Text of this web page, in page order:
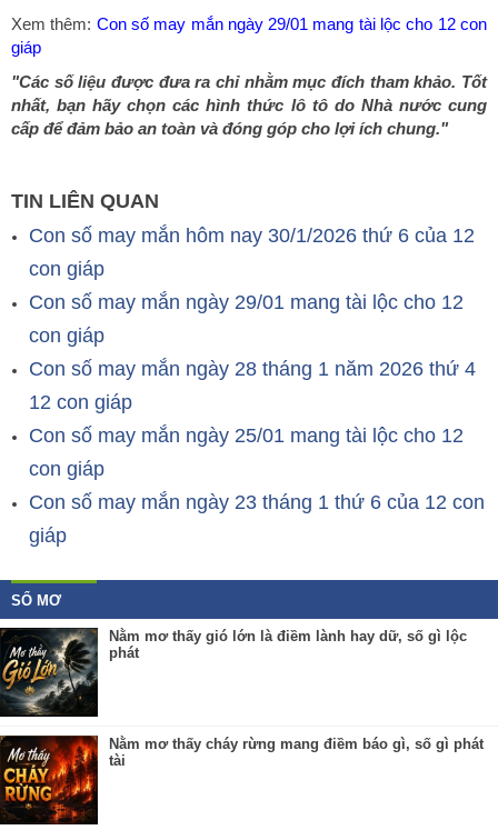
Xem thêm: Con số may mắn ngày 29/01 mang tài lộc cho 12 con
giáp
"Các số liệu được đưa ra chỉ nhằm mục đích tham khảo. Tốt
nhất, bạn hãy chọn các hình thức lô tô do Nhà nước cung
cấp để đảm bảo an toàn và đóng góp cho lợi ích chung."
TIN LIÊN QUAN
Con số may mắn hôm nay 30/1/2026 thứ 6 của 12
con giáp
Con số may mắn ngày 29/01 mang tài lộc cho 12
con giáp
Con số may mắn ngày 28 tháng 1 năm 2026 thứ 4
12 con giáp
Con số may mắn ngày 25/01 mang tài lộc cho 12
con giáp
Con số may mắn ngày 23 tháng 1 thứ 6 của 12 con
giáp
SỔ MƠ
Nằm mơ thấy gió lớn là điềm lành hay dữ, số gì lộc
phát
Nằm mơ thấy cháy rừng mang điềm báo gì, số gì phát
tài